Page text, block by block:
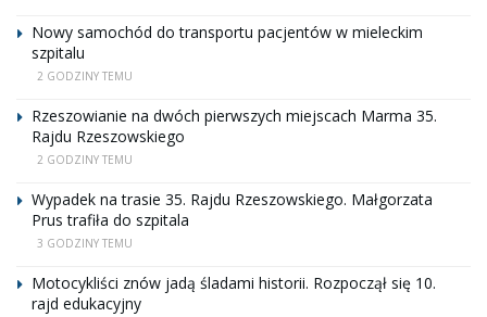
Nowy samochód do transportu pacjentów w mieleckim
szpitalu
2 GODZINY TEMU
Rzeszowianie na dwóch pierwszych miejscach Marma 35.
Rajdu Rzeszowskiego
2 GODZINY TEMU
Wypadek na trasie 35. Rajdu Rzeszowskiego. Małgorzata
Prus trafiła do szpitala
3 GODZINY TEMU
Motocykliści znów jadą śladami historii. Rozpoczął się 10.
rajd edukacyjny